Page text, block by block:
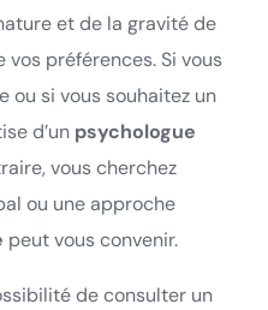
et de la gravité de
préférences. Si vous
ou si vous souhaitez un
d’un psychologue
vous cherchez
ou une approche
peut vous convenir.
de consulter un